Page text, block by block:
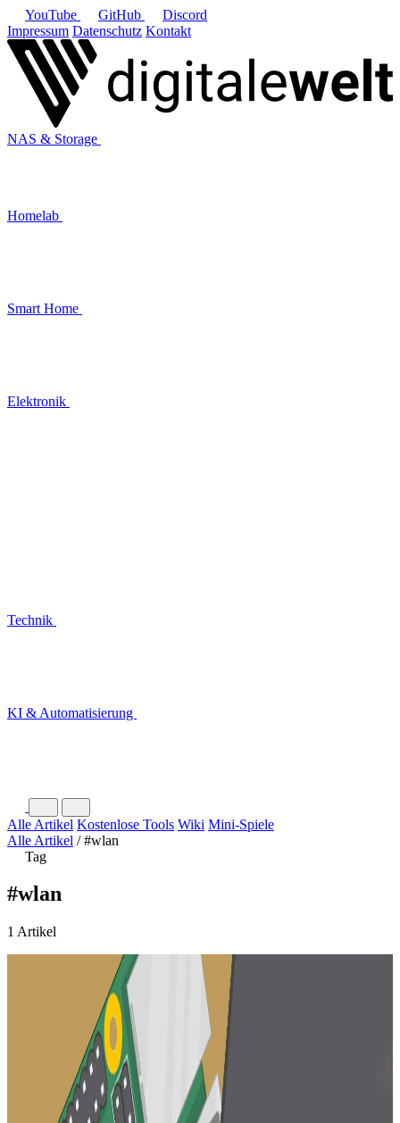
YouTube GitHub
Discord
Impressum Datenschutz Kontakt
NAS & Storage
Homelab
Smart Home
Elektronik
Technik
KI & Automatisierung
Alle Artikel Kostenlose Tools Wiki Mini-Spiele
Alle Artikel / #wlan
Tag
#wlan
1 Artikel